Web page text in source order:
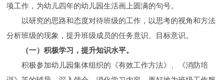
项工作，为幼儿四年的幼儿园生活画上圆满的句号。
以研究的思路和态度对待班级的工作，以思考的视角和方法
分析班级的现象，提升班级成员的任务意识、目标意识。
（一）积极学习，提升知识水平。
积极参加幼儿园集体组织的《有效工作方法》、《消防培